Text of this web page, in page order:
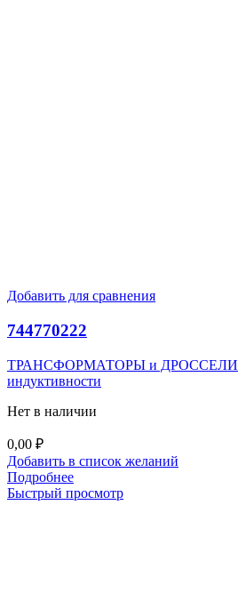
Добавить для сравнения
744770222
ТРАНСФОРМАТОРЫ и ДРОССЕЛИ
индуктивности
Нет в наличии
0,00 ₽
Добавить в список желаний
Подробнее
Быстрый просмотр